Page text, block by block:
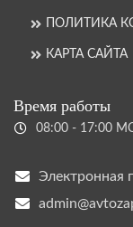
ПОЛИТИКА
КАРТА САЙТА
Время работы
08:00 - 17:00
Электронная